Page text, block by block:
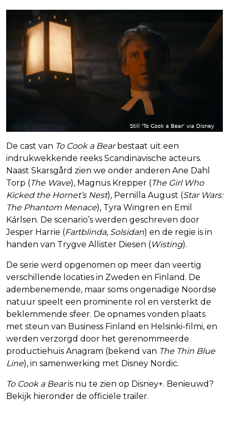
De cast van To Cook a Bearbestaat uit een
indrukwekkende reeks Scandinavische acteurs.
Naast Skarsgård zien we onder anderen Ane Dahl
Torp (The Wave), Magnus Krepper (The Girl Who
Kicked the Hornet’s Nest), Pernilla August (Star Wars:
The Phantom Menace), Tyra Wingren en Emil
Kárlsen. De scenario’s werden geschreven door
Jesper Harrie (Fartblinda, Solsidan) en de regie is in
handen van Trygve Allister Diesen (Wisting).
De serie werd opgenomen op meer dan veertig
verschillende locaties in Zweden en Finland. De
adembenemende, maar soms ongenadige Noordse
natuur speelt een prominente rol en versterkt de
beklemmende sfeer. De opnames vonden plaats
met steun van Business Finland en Helsinki-filmi, en
werden verzorgd door het gerenommeerde
productiehuis Anagram (bekend van The Thin Blue
Line), in samenwerking met Disney Nordic.
To Cook a Bearis nu te zien op Disney+. Benieuwd?
Bekijk hieronder de officiële trailer.